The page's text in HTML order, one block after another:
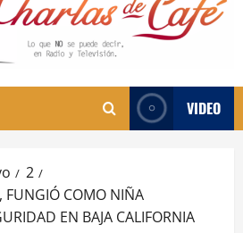
VIDEO
2
FUNGIÓ COMO NIÑA
EN BAJA CALIFORNIA